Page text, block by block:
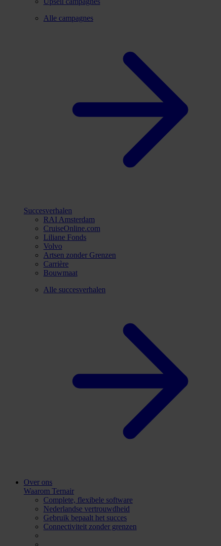
Alle campagnes
Succesverhalen
RAI Amsterdam
CruiseOnline.com
Liliane Fonds
Volvo
Artsen zonder Grenzen
Carrière
Bouwmaat
Alle succesverhalen
Over ons
Waarom Ternair
Complete, flexibele software
Nederlandse vertrouwdheid
Gebruik bepaalt het succes
Connectiviteit zonder grenzen